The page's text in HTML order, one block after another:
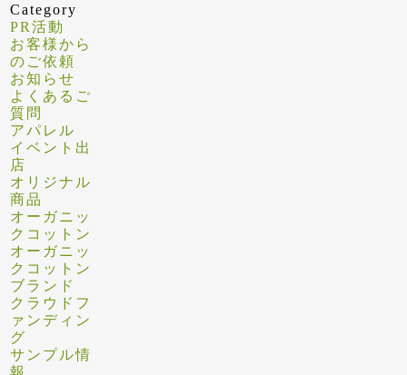
Category
PR活動
お客様から
のご依頼
お知らせ
よくあるご
質問
アパレル
イベント出
店
オリジナル
商品
オーガニッ
クコットン
オーガニッ
クコットン
ブランド
クラウドフ
ァンディン
グ
サンプル情
報